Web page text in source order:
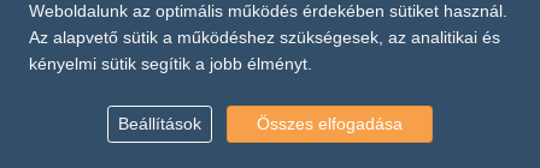
Süti beállítások módosítása
Ez az oldal a reCAPTCHA v3 védelme alatt áll, amelyre a
Google Adatvédelmi irányelvei és Általános Szerződési Feltételei
Weboldalunk az optimális működés érdekében sütiket használ.
Az alapvető sütik a működéshez szükségesek, az analitikai és
kényelmi sütik segítik a jobb élményt.
Beállítások Összes elfogadása